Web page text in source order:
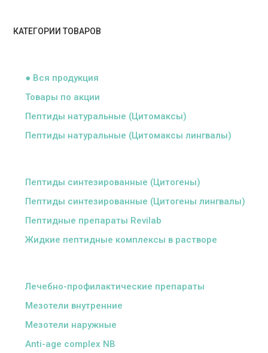
КАТЕГОРИИ ТОВАРОВ
● Вся продукция
Товары по акции
Пептиды натуральные (Цитомаксы)
Пептиды натуральные (Цитомаксы лингвалы)
Пептиды синтезированные (Цитогены)
Пептиды синтезированные (Цитогены лингвалы)
Пептидные препараты Revilab
Жидкие пептидные комплексы в растворе
Лечебно-профилактические препараты
Мезотели внутренние
Мезотели наружные
Anti-age complex NB